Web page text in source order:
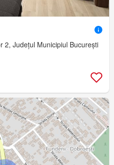
2, Județul Municipiul București